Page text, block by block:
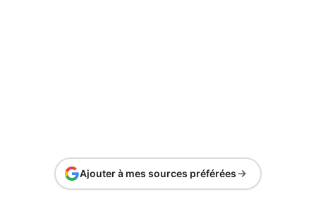
Ajouter à mes sources préférées